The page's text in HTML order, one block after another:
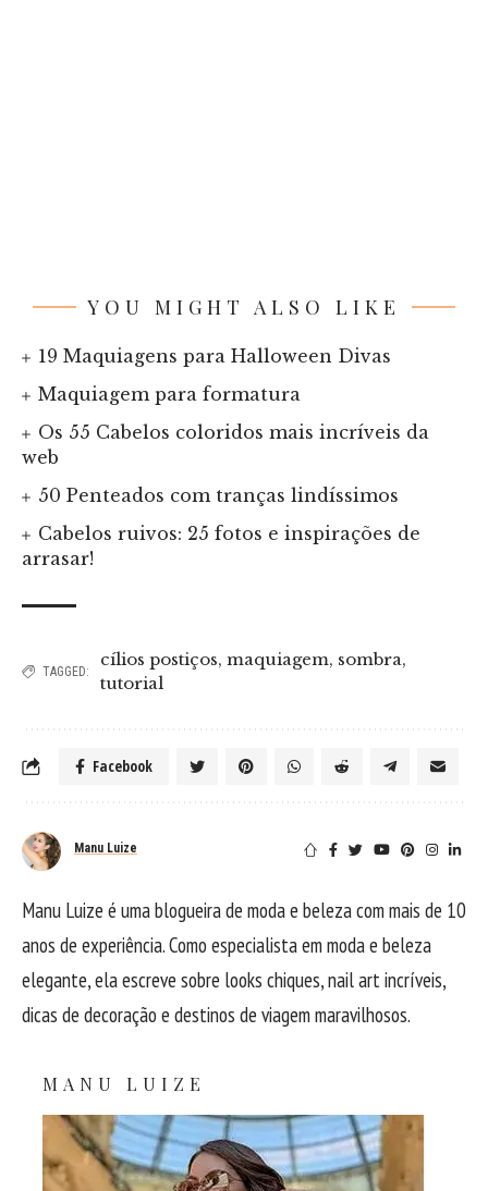
YOU MIGHT ALSO LIKE
19 Maquiagens para Halloween Divas
Maquiagem para formatura
Os 55 Cabelos coloridos mais incríveis da
web
50 Penteados com tranças lindíssimos
Cabelos ruivos: 25 fotos e inspirações de
arrasar!
TAGGED:
cílios postiços, maquiagem, sombra,
tutorial
Facebook
Manu Luize
Manu Luize é uma blogueira de moda e beleza com mais de 10
anos de experiência. Como especialista em moda e beleza
elegante, ela escreve sobre looks chiques, nail art incríveis,
dicas de decoração e destinos de viagem maravilhosos.
MANU LUIZE